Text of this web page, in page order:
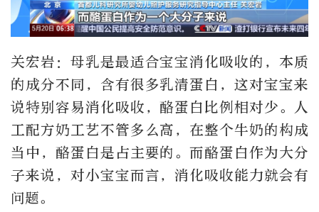
关宏岩：母乳是最适合宝宝消化吸收的，本质
的成分不同，含有很多乳清蛋白，这对宝宝来
说特别容易消化吸收，酪蛋白比例相对少。人
工配方奶工艺不管多么高，在整个牛奶的构成
当中，酪蛋白是占主要的。而酪蛋白作为大分
子来说，对小宝宝而言，消化吸收能力就会有
问题。